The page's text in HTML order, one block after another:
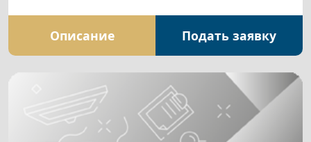
Описание Подать заявку